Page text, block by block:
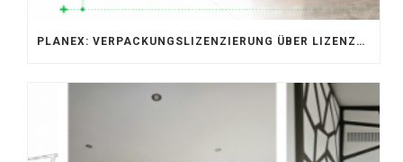
PLANEX: VERPACKUNGSLIZENZIERUNG ÜBER LIZENZERO & LUCID 2026